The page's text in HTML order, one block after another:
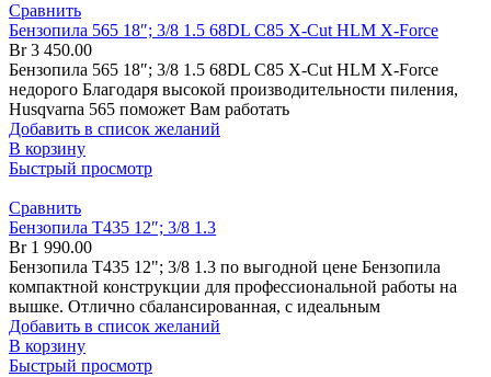
Сравнить
Бензопила 565 18″; 3/8 1.5 68DL C85 X-Cut HLM X-Force
Br3 450.00
Бензопила 565 18″; 3/8 1.5 68DL C85 X-Cut HLM X-Force
недорого Благодаря высокой производительности пиления,
Husqvarna 565 поможет Вам работать
Добавить в список желаний
В корзину
Быстрый просмотр
Сравнить
Бензопила T435 12″; 3/8 1.3
Br1 990.00
Бензопила T435 12"; 3/8 1.3 по выгодной цене Бензопила
компактной конструкции для профессиональной работы на
вышке. Отлично сбалансированная, с идеальным
Добавить в список желаний
В корзину
Быстрый просмотр